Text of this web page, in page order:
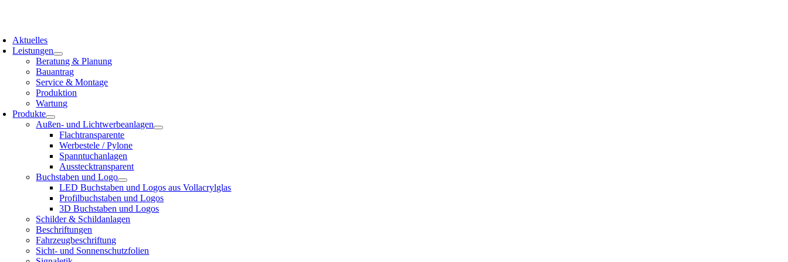
Aktuelles
Leistungen
Beratung & Planung
Bauantrag
Service & Montage
Produktion
Wartung
Produkte
Außen- und Lichtwerbeanlagen
Flachtransparente
Werbestele / Pylone
Spanntuchanlagen
Ausstecktransparent
Buchstaben und Logo
LED Buchstaben und Logos aus Vollacrylglas
Profilbuchstaben und Logos
3D Buchstaben und Logos
Schilder & Schildanlagen
Beschriftungen
Fahrzeugbeschriftung
Sicht- und Sonnenschutzfolien